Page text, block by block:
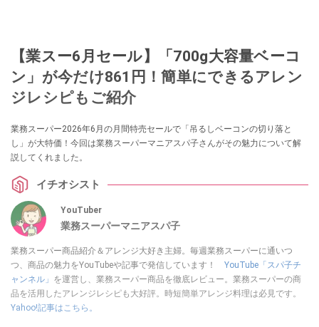
【業スー6月セール】「700g大容量ベーコ
ン」が今だけ861円！簡単にできるアレン
ジレシピもご紹介
業務スーパー2026年6月の月間特売セールで「吊るしベーコンの切り落と
し」が大特価！今回は業務スーパーマニアスパ子さんがその魅力について解
説してくれました。
イチオシスト
YouTuber
業務スーパーマニアスパ子
業務スーパー商品紹介＆アレンジ大好き主婦。毎週業務スーパーに通いつ
つ、商品の魅力をYouTubeや記事で発信しています！ YouTube「スパ子チ
ャンネル」 を運営し、業務スーパー商品を徹底レビュー。業務スーパーの商
品を活用したアレンジレシピも大好評。時短簡単アレンジ料理は必見です。
Yahoo!記事はこちら。